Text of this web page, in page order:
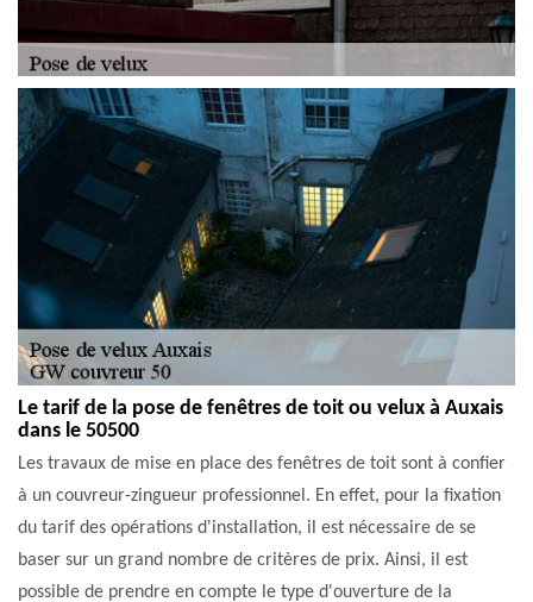
Le tarif de la pose de fenêtres de toit ou velux à Auxais
dans le 50500
Les travaux de mise en place des fenêtres de toit sont à confier
à un couvreur-zingueur professionnel. En effet, pour la fixation
du tarif des opérations d'installation, il est nécessaire de se
baser sur un grand nombre de critères de prix. Ainsi, il est
possible de prendre en compte le type d'ouverture de la